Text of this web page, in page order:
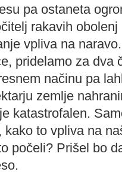
pa ostaneta
rakavih
vpliva na
pridelamo za dva
načinu pa
zemlje
katastrofalen.
to vpliva na
počeli? Prišel bo